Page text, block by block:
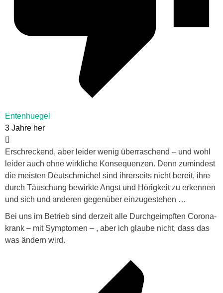
Entenhuegel
3 Jahre her
Erschreckend, aber leider wenig überraschend – und wohl
leider auch ohne wirkliche Konsequenzen. Denn zumindest
die meisten Deutschmichel sind ihrerseits nicht bereit, ihre
durch Täuschung bewirkte Angst und Hörigkeit zu erkennen
und sich und anderen gegenüber einzugestehen …
Bei uns im Betrieb sind derzeit alle Durchgeimpften Corona-
krank – mit Symptomen – , aber ich glaube nicht, dass das
was ändern wird.